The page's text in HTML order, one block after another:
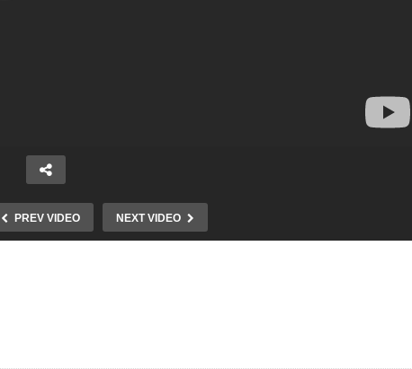
PREV VIDEO NEXT VIDEO